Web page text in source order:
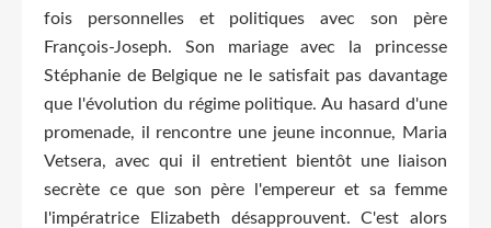
fois personnelles et politiques avec son père
François-Joseph. Son mariage avec la princesse
Stéphanie de Belgique ne le satisfait pas davantage
que l'évolution du régime politique. Au hasard d'une
promenade, il rencontre une jeune inconnue, Maria
Vetsera, avec qui il entretient bientôt une liaison
secrète ce que son père l'empereur et sa femme
l'impératrice Elizabeth désapprouvent. C'est alors